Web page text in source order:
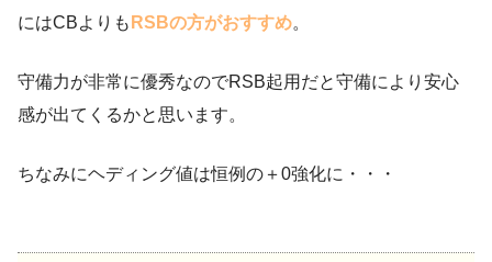
にはCBよりも RSBの方がおすすめ。
守備力が非常に優秀なのでRSB起用だと守備により安心
感が出てくるかと思います。
ちなみにヘディング値は恒例の＋0強化に・・・